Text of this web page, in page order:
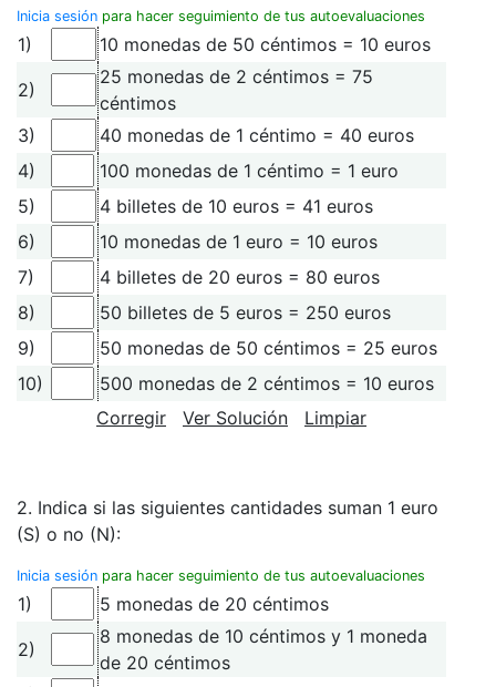
Inicia sesión para hacer seguimiento de tus autoevaluaciones
1) 10 monedas de 50 céntimos = 10 euros
2)
25 monedas de 2 céntimos = 75
céntimos
3)
40 monedas de 1 céntimo = 40 euros
4)
100 monedas de 1 céntimo = 1 euro
5)
4 billetes de 10 euros = 41 euros
6)
10 monedas de 1 euro = 10 euros
7)
4 billetes de 20 euros = 80 euros
8)
50 billetes de 5 euros = 250 euros
9)
50 monedas de 50 céntimos = 25 euros
10)
500 monedas de 2 céntimos = 10 euros
Corregir
Ver Solución Limpiar
2. Indica si las siguientes cantidades suman 1 euro
(S) o no (N):
Inicia sesión para hacer seguimiento de tus autoevaluaciones
1) 5 monedas de 20 céntimos
2)
8 monedas de 10 céntimos y 1 moneda
de 20 céntimos